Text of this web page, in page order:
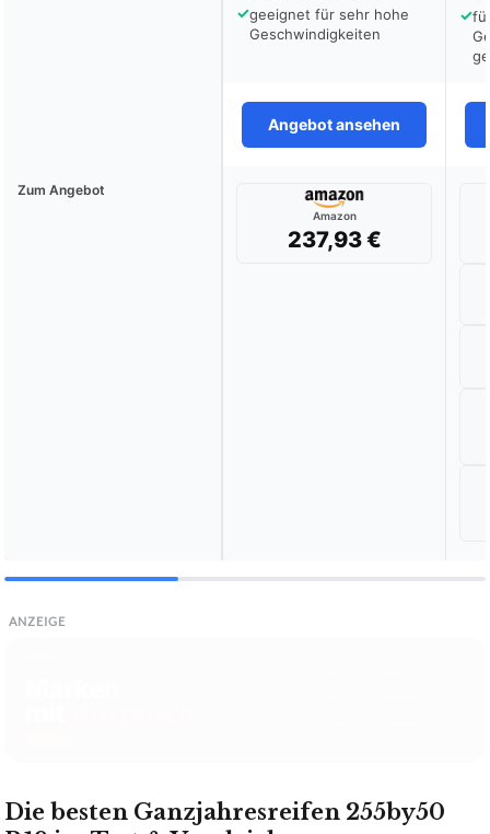
✓geeignet für sehr hohe
Geschwindigkeiten
✓
Angebot ansehen
Zum Angebot
Amazon
237,93 €
ANZEIGE